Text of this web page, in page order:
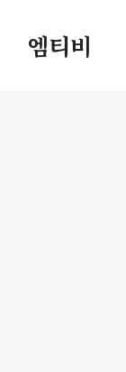
엠티비